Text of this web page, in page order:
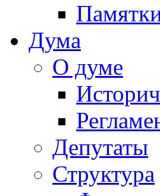
Дума
О думе
Депутаты
Структура